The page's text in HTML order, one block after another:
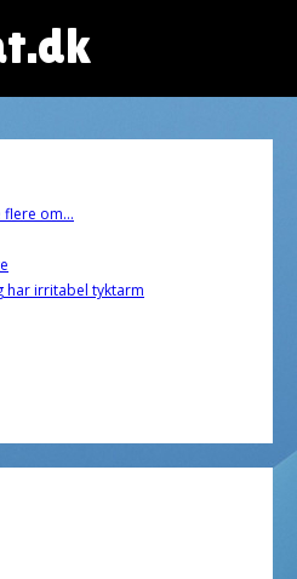
om...
har irritabel tyktarm